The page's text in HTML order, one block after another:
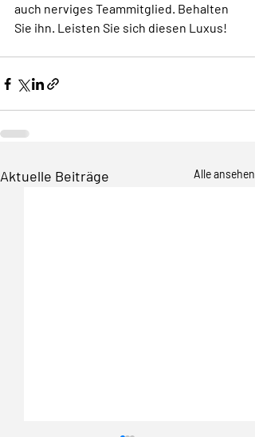
auch nerviges Teammitglied. Behalten
Sie ihn. Leisten Sie sich diesen Luxus!
Aktuelle Beiträge Alle ansehen